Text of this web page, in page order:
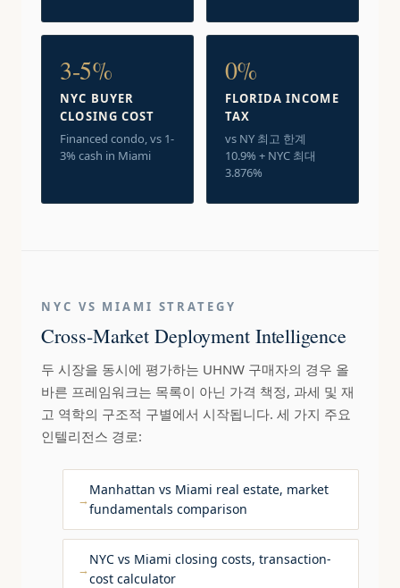
3-5%
NYC BUYER
CLOSING COST
Financed condo, vs 1-
3% cash in Miami
0%
FLORIDA INCOME
TAX
vs NY 최고 한계
10.9% + NYC 최대
3.876%
NYC VS MIAMI STRATEGY
Cross-Market Deployment Intelligence
두 시장을 동시에 평가하는 UHNW 구매자의 경우 올
바른 프레임워크는 목록이 아닌 가격 책정, 과세 및 재
고 역학의 구조적 구별에서 시작됩니다. 세 가지 주요
인텔리전스 경로:
Manhattan vs Miami real estate, market
fundamentals comparison
NYC vs Miami closing costs, transaction-
cost calculator